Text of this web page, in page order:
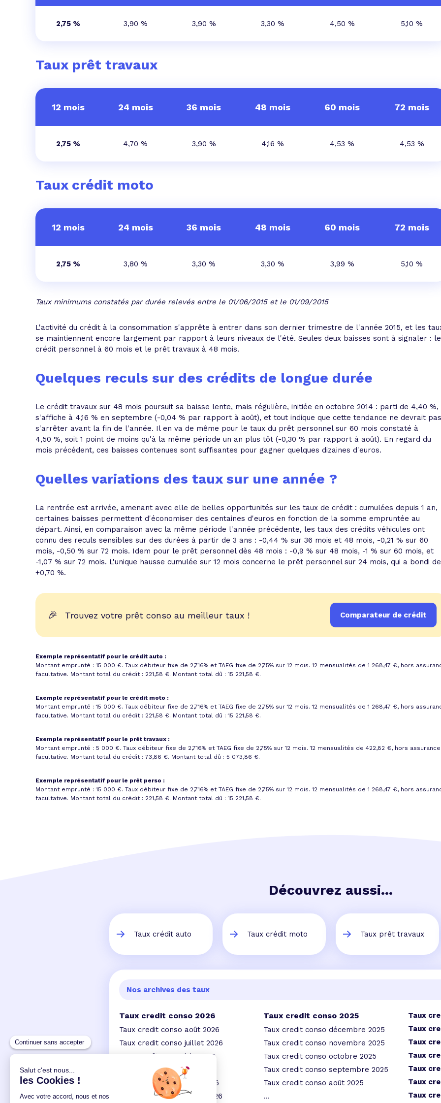
2,75 % 3,90 % 3,90 % 3,30 % 4,50 % 5,10 %
Taux prêt travaux
12 mois 24 mois 36 mois 48 mois 60 mois 72 mois
2,75 % 4,70 % 3,90 % 4,16 % 4,53 % 4,53 %
Taux crédit moto
12 mois 24 mois 36 mois 48 mois 60 mois 72 mois
2,75 % 3,80 % 3,30 % 3,30 % 3,99 % 5,10 %
Taux minimums constatés par durée relevés entre le 01/06/2015 et le 01/09/2015
L'activité du crédit à la consommation s'apprête à entrer dans son dernier trimestre de l'année 2015, et les
se maintiennent encore largement par rapport à leurs niveaux de l'été. Seules deux baisses sont à signaler : le
crédit personnel à 60 mois et le prêt travaux à 48 mois.
Quelques reculs sur des crédits de longue durée
Le crédit travaux sur 48 mois poursuit sa baisse lente, mais régulière, initiée en octobre 2014 : parti de 4,40 %,
s'affiche à 4,16 % en septembre (-0,04 % par rapport à août), et tout indique que cette tendance ne devrait pas
s'arrêter avant la fin de l'année. Il en va de même pour le taux du prêt personnel sur 60 mois constaté à
4,50 %, soit 1 point de moins qu'à la même période un an plus tôt (-0,30 % par rapport à août). En regard du
mois précédent, ces baisses contenues sont suffisantes pour gagner quelques dizaines d'euros.
Quelles variations des taux sur une année ?
La rentrée est arrivée, amenant avec elle de belles opportunités sur les taux de crédit : cumulées depuis 1 an,
certaines baisses permettent d'économiser des centaines d'euros en fonction de la somme empruntée au
départ. Ainsi, en comparaison avec la même période l'année précédente, les taux des crédits véhicules ont
connu des reculs sensibles sur des durées à partir de 3 ans : -0,44 % sur 36 mois et 48 mois, -0,21 % sur 60
mois, -0,50 % sur 72 mois. Idem pour le prêt personnel dès 48 mois : -0,9 % sur 48 mois, -1 % sur 60 mois, et
-1,07 % sur 72 mois. L'unique hausse cumulée sur 12 mois concerne le prêt personnel sur 24 mois, qui a bondi de
+0,70 %.
🎉 Trouvez votre prêt conso au meilleur taux ! Comparateur de crédit
Exemple représentatif pour le crédit auto :
Montant emprunté : 15 000 €. Taux débiteur fixe de 2,716% et TAEG fixe de 2,75% sur 12 mois.12 mensualités de 1 268,47 €, hors
facultative. Montant total du crédit : 221,58 €. Montant total dû : 15 221,58 €.
Exemple représentatif pour le crédit moto :
Montant emprunté : 15 000 €. Taux débiteur fixe de 2,716% et TAEG fixe de 2,75% sur 12 mois.12 mensualités de 1 268,47 €, hors
facultative. Montant total du crédit : 221,58 €. Montant total dû : 15 221,58 €.
Exemple représentatif pour le prêt travaux :
Montant emprunté : 5 000 €. Taux débiteur fixe de 2,716% et TAEG fixe de 2,75% sur 12 mois.12 mensualités de 422,82 €, hors assurance
facultative. Montant total du crédit : 73,86 €. Montant total dû : 5 073,86 €.
Exemple représentatif pour le prêt perso :
Montant emprunté : 15 000 €. Taux débiteur fixe de 2,716% et TAEG fixe de 2,75% sur 12 mois.12 mensualités de 1 268,47 €, hors
facultative. Montant total du crédit : 221,58 €. Montant total dû : 15 221,58 €.
Découvrez aussi...
Taux crédit auto Taux crédit moto Taux prêt travaux
Nos archives des taux
Taux credit conso 2026
Taux credit conso août 2026
Taux credit conso juillet 2026
Taux credit conso juin 2026
Taux credit conso mai 2026
Taux credit conso avril 2026
Taux credit conso mars 2026
Taux credit conso 2025
Taux credit conso décembre 2025
Taux credit conso novembre 2025
Taux credit conso octobre 2025
Taux credit conso septembre 2025
Taux credit conso août 2025
...
Taux
Taux
Taux
Taux
Taux
Taux
Taux